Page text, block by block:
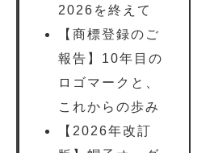
2026を終えて
【商標登録のご
報告】10年目の
ロゴマークと、
これからの歩み
【2026年改訂